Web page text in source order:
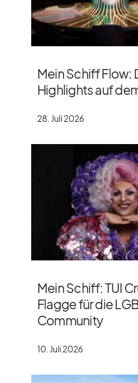
Mein Schiff Flow:
Highlights auf
28. Juli 2026
Mein Schiff: TUI
Flagge für die
Community
10. Juli 2026